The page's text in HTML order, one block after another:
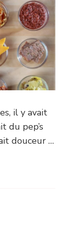
il y avait
du pep’s
douceur …